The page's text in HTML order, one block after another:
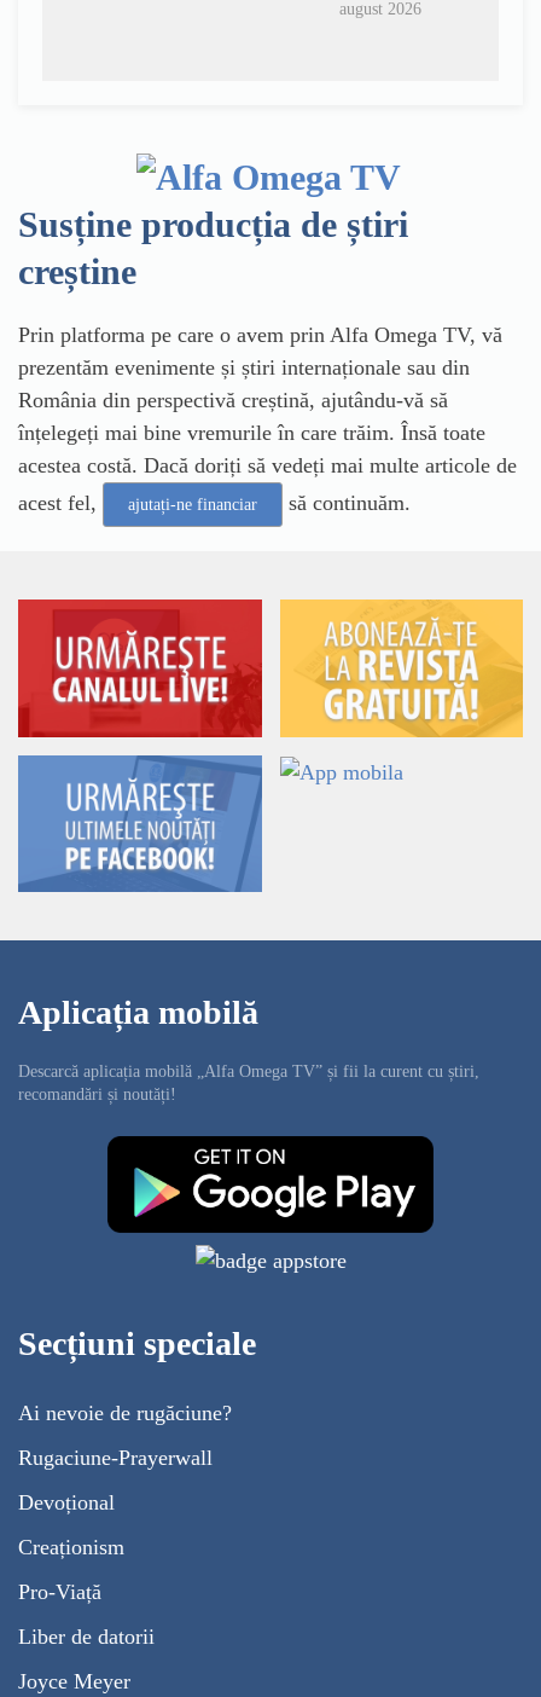
august 2026
Susține producția de știri
creștine
Prin platforma pe care o avem prin Alfa Omega TV, vă
prezentăm evenimente și știri internaționale sau din
România din perspectivă creștină, ajutându-vă să
înțelegeți mai bine vremurile în care trăim. Însă toate
acestea costă. Dacă doriți să vedeți mai multe articole de
acest fel,
ajutați-ne financiar să continuăm.
Aplicația mobilă
Descarcă aplicația mobilă „Alfa Omega TV” și fii la curent cu știri,
recomandări și noutăți!
Secțiuni speciale
Ai nevoie de rugăciune?
Rugaciune-Prayerwall
Devoțional
Creaționism
Pro-Viață
Liber de datorii
Joyce Meyer